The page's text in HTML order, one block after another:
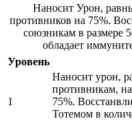
Наносит Урон,
противников на 75%.
союзникам в размере
обладает
Уровень
1
Наносит урон,
противникам,
75%.
Тотемом в